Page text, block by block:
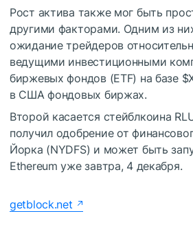
Рост актива также мог быть
другими факторами. Одним из
ожидание трейдеров
ведущими инвестиционными
биржевых фондов (ETF) на базе
в США фондовых биржах.
Второй касается стейблкоина
получил одобрение от
Йорка (NYDFS) и может быть
Ethereum уже завтра, 4 декабря.
getblock.net